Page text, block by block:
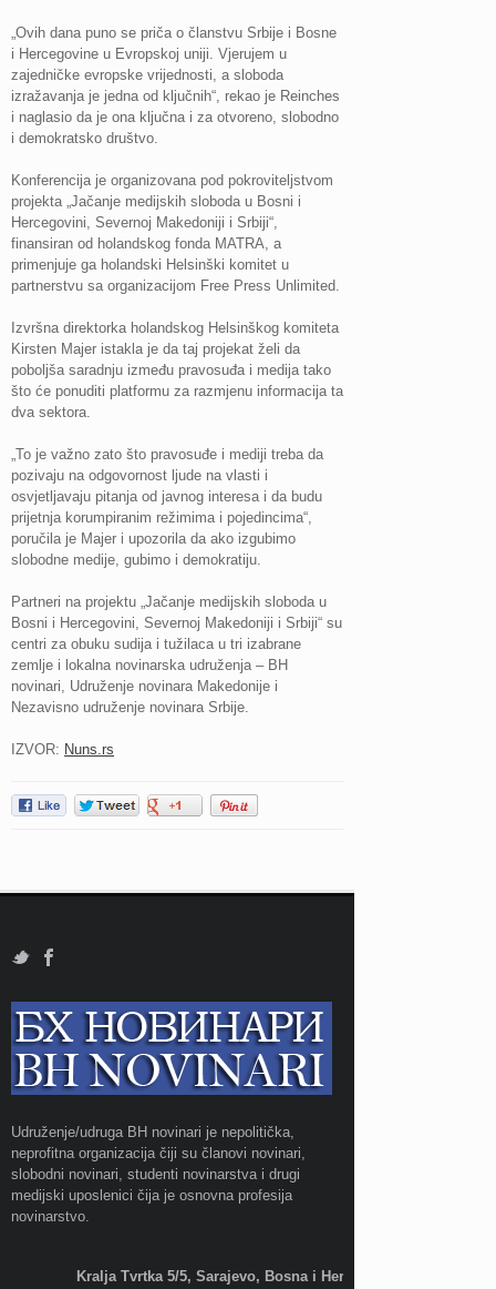
„Ovih dana puno se priča o članstvu Srbije i Bosne
i Hercegovine u Evropskoj uniji. Vjerujem u
zajedničke evropske vrijednosti, a sloboda
izražavanja je jedna od ključnih“, rekao je Reinches
i naglasio da je ona ključna i za otvoreno, slobodno
i demokratsko društvo.
Konferencija je organizovana pod pokroviteljstvom
projekta „Jačanje medijskih sloboda u Bosni i
Hercegovini, Severnoj Makedoniji i Srbiji“,
finansiran od holandskog fonda MATRA, a
primenjuje ga holandski Helsinški komitet u
partnerstvu sa organizacijom Free Press Unlimited.
Izvršna direktorka holandskog Helsinškog komiteta
Kirsten Majer istakla je da taj projekat želi da
poboljša saradnju između pravosuđa i medija tako
što će ponuditi platformu za razmjenu informacija ta
dva sektora.
„To je važno zato što pravosuđe i mediji treba da
pozivaju na odgovornost ljude na vlasti i
osvjetljavaju pitanja od javnog interesa i da budu
prijetnja korumpiranim režimima i pojedincima“,
poručila je Majer i upozorila da ako izgubimo
slobodne medije, gubimo i demokratiju.
Partneri na projektu „Jačanje medijskih sloboda u
Bosni i Hercegovini, Severnoj Makedoniji i Srbiji“ su
centri za obuku sudija i tužilaca u tri izabrane
zemlje i lokalna novinarska udruženja – BH
novinari, Udruženje novinara Makedonije i
Nezavisno udruženje novinara Srbije.
IZVOR: Nuns.rs
Udruženje/udruga BH novinari je nepolitička,
neprofitna organizacija čiji su članovi novinari,
slobodni novinari, studenti novinarstva i drugi
medijski uposlenici čija je osnovna profesija
novinarstvo.
Kralja Tvrtka 5/5, Sarajevo, Bosna i Hercegovina;